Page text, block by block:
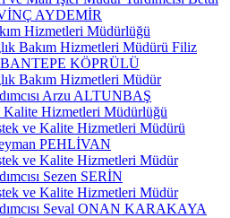
AYDEMİR
Hizmetleri Müdürlüğü
Bakım Hizmetleri Müdürü Filiz
KÖPRÜLÜ
Bakım Hizmetleri Müdür
Arzu ALTUNBAŞ
Kalite Hizmetleri Müdürlüğü
ve Kalite Hizmetleri Müdürü
PEHLİVAN
ve Kalite Hizmetleri Müdür
Sezen SERİN
ve Kalite Hizmetleri Müdür
Seval ONAN KARAKAYA